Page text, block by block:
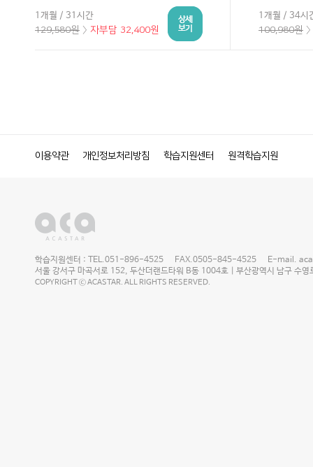
1개월 / 31시간
129,580원 〉 자부담 32,400원
1개월 / 34시
100,980원 〉
이용약관 개인정보처리방침 학습지원센터 원격학습지원
학습지원센터 : TEL.051-896-4525 FAX.0505-845-4525 E-mail.
서울 강서구 마곡서로 152, 두산더랜드타워 B동 1004호 | 부산광역시 남구
COPYRIGHT ⓒ ACASTAR. ALL RIGHTS RESERVED.